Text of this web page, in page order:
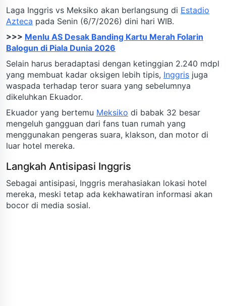
Laga Inggris vs Meksiko akan berlangsung di Estadio
Azteca pada Senin (6/7/2026) dini hari WIB.
>>> Menlu AS Desak Banding Kartu Merah Folarin
Balogun di Piala Dunia 2026
Selain harus beradaptasi dengan ketinggian 2.240 mdpl
yang membuat kadar oksigen lebih tipis, Inggris juga
waspada terhadap teror suara yang sebelumnya
dikeluhkan Ekuador.
Ekuador yang bertemu Meksiko di babak 32 besar
mengeluh gangguan dari fans tuan rumah yang
menggunakan pengeras suara, klakson, dan motor di
luar hotel mereka.
Langkah Antisipasi Inggris
Sebagai antisipasi, Inggris merahasiakan lokasi hotel
mereka, meski tetap ada kekhawatiran informasi akan
bocor di media sosial.